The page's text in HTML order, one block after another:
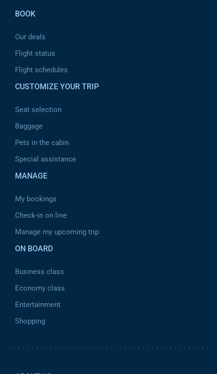
BOOK
Our deals
Flight status
Flight schedules
CUSTOMIZE YOUR TRIP
Seat selection
Baggage
Pets in the cabin
Special assistance
MANAGE
My bookings
Check-in on line
Manage my upcoming trip
ON BOARD
Business class
Economy class
Entertainment
Shopping